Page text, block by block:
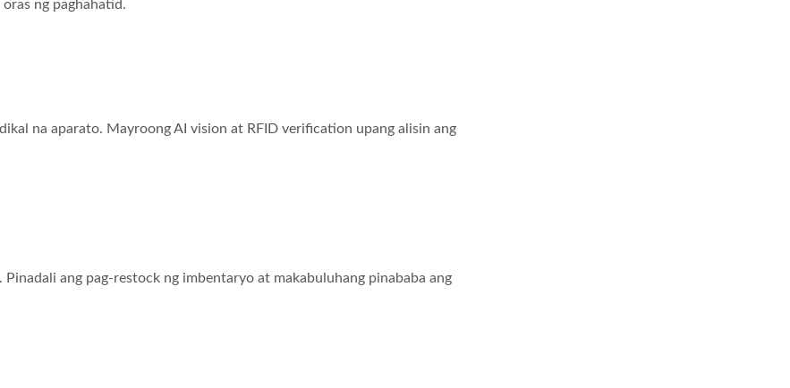
ng paghahatid.
aparato. Mayroong AI vision at RFID verification upang alisin ang
ang pag-restock ng imbentaryo at makabuluhang pinababa ang